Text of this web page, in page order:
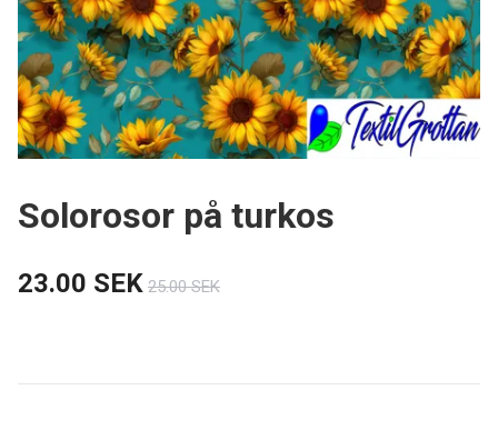
Solorosor på turkos
23.00 SEK 25.00 SEK